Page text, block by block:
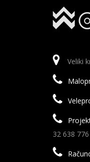
Veliki
32 638 776